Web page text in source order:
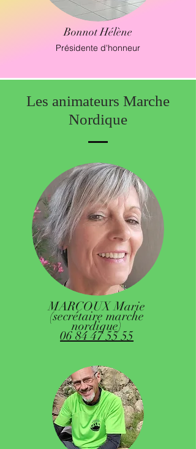
Bonnot Hélène
Présidente d'honneur
Les animateurs Marche
Nordique
MARCOUX Marie
(secrétaire marche
nordique)
06 84 47 55 55